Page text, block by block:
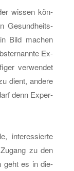
wis­sen kön­
Ge­sund­heits­
Bild ma­chen
Ex­
ver­wen­det
dient, an­de­re
denn Ex­per­
in­ter­es­sier­te
zu den
geht es in die­